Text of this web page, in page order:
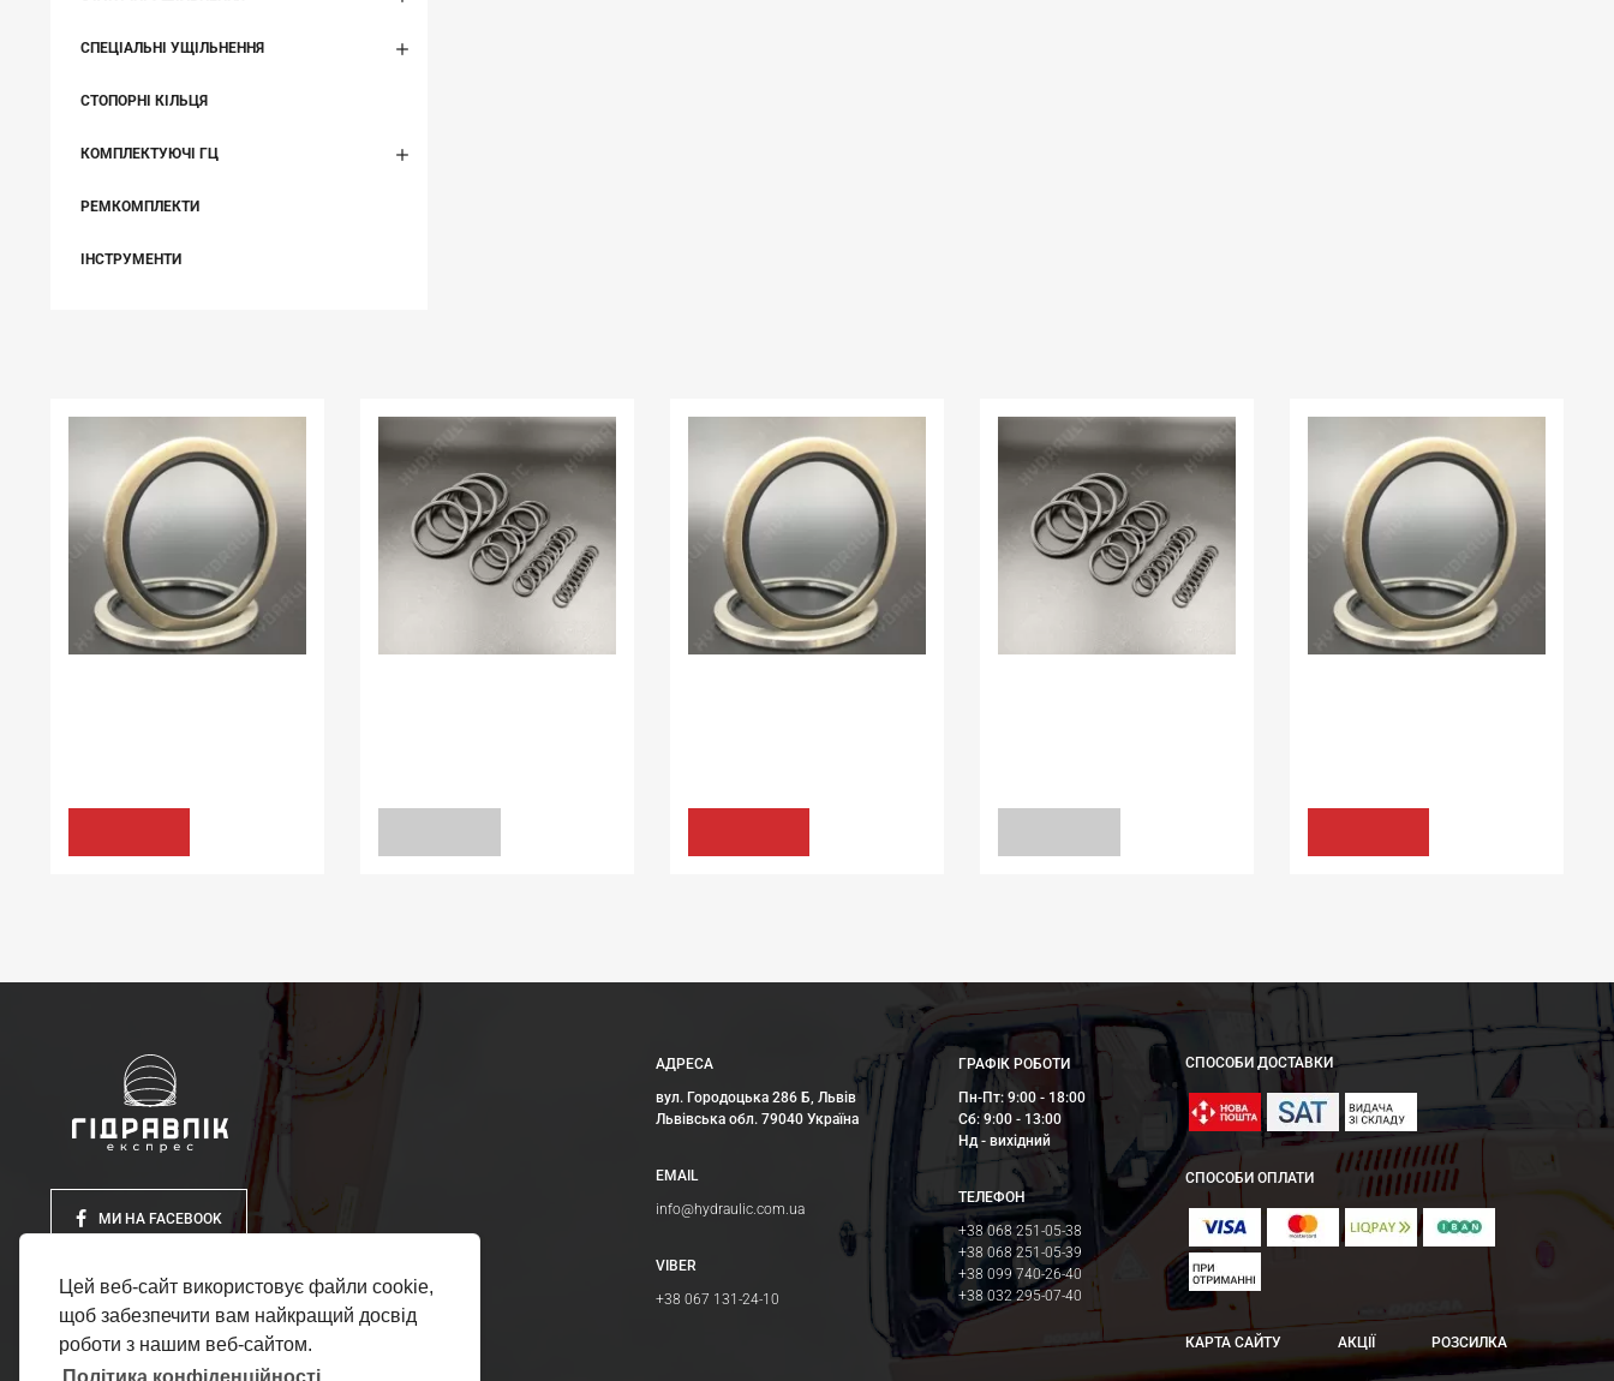
Цей веб-сайт використовує файли cookie,
щоб забезпечити вам найкращий досвід
роботи з нашим веб-сайтом.
СПЕЦІАЛЬНІ УЩІЛЬНЕННЯ
СТОПОРНІ КІЛЬЦЯ
КОМПЛЕКТУЮЧІ ГЦ
РЕМКОМПЛЕКТИ
ІНСТРУМЕНТИ
МИ НА FACEBOOK
АДРЕСА
вул. Городоцька 286 Б, Львів
Львівська обл. 79040 Україна
EMAIL
info@hydraulic.com.ua
VIBER
+38 067 131-24-10
ГРАФІК РОБОТИ
Пн-Пт: 9:00 - 18:00
Сб: 9:00 - 13:00
Нд - вихідний
ТЕЛЕФОН
+38 068 251-05-38
+38 068 251-05-39
+38 099 740-26-40
+38 032 295-07-40
СПОСОБИ ДОСТАВКИ
СПОСОБИ ОПЛАТИ
КАРТА САЙТУ АКЦІЇ РОЗСИЛКА